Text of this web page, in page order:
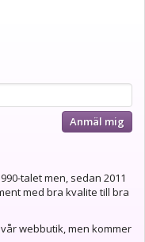
Anmäl mig
talet men, sedan 2011
med bra kvalite till bra
webbutik, men kommer